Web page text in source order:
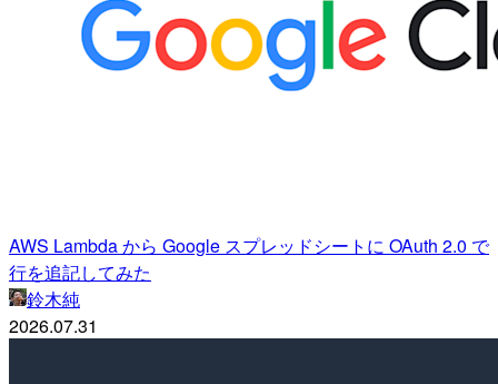
AWS Lambda から Google スプレッドシートに OAuth 2.0 で
行を追記してみた
鈴木純
2026.07.31